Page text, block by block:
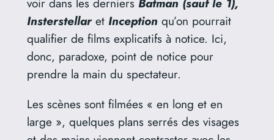
Insterstellaret Inception qu’on pourrait
qualifier de films explicatifs à notice. Ici,
donc, paradoxe, point de notice pour
prendre la main du spectateur.
Les scènes sont filmées « en long et en
large », quelques plans serrés des visages